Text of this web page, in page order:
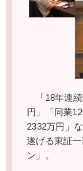
「18年連続
円」「同業
2332万円」
遂げる東証
ン」。